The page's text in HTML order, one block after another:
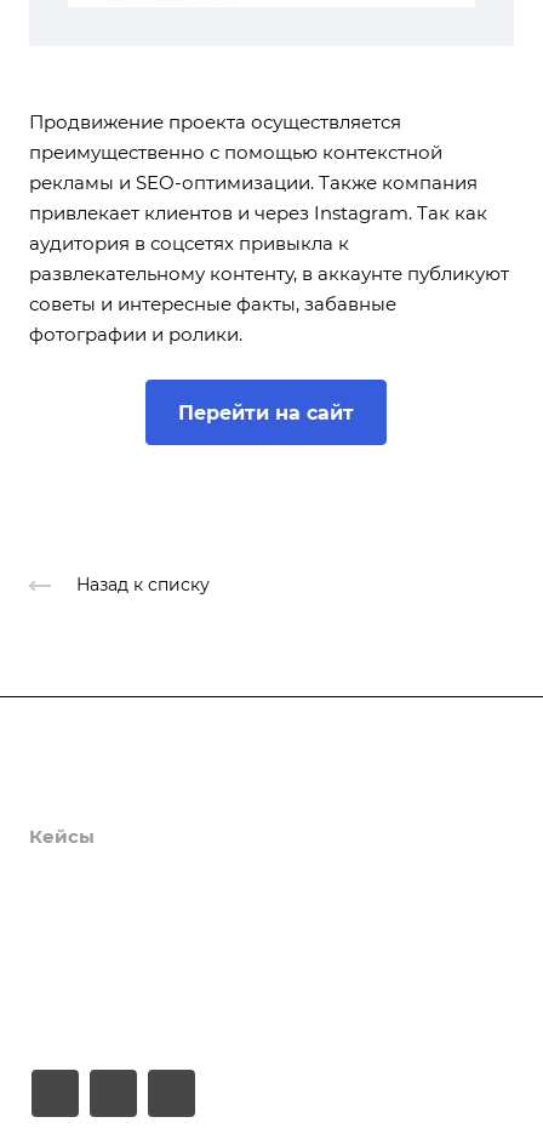
Продвижение проекта осуществляется
преимущественно с помощью контекстной
рекламы и SEO-оптимизации. Также компания
привлекает клиентов и через Instagram. Так как
аудитория в соцсетях привыкла к
развлекательному контенту, в аккаунте публикуют
советы и интересные факты, забавные
фотографии и ролики.
Перейти на сайт
Назад к списку
Кейсы